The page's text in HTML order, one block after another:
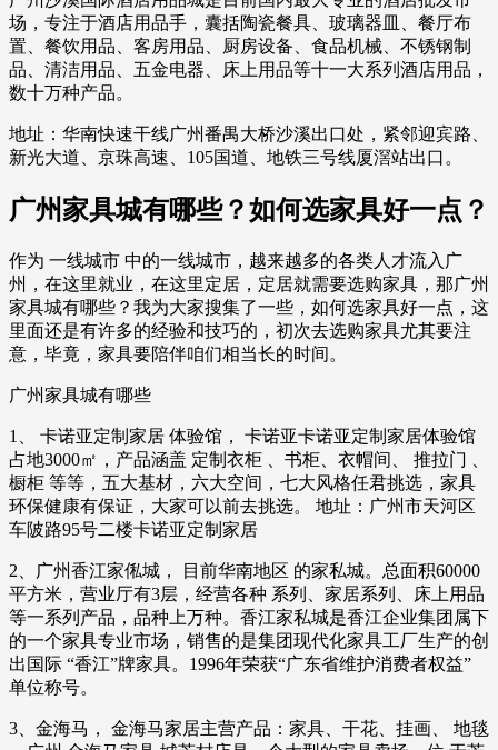
场，专注于酒店用品手，囊括陶瓷餐具、玻璃器皿、餐厅布
置、餐饮用品、客房用品、厨房设备、食品机械、不锈钢制
品、清洁用品、五金电器、床上用品等十一大系列酒店用品，
数十万种产品。
地址：华南快速干线广州番禺大桥沙溪出口处，紧邻迎宾路、
新光大道、京珠高速、105国道、地铁三号线厦滘站出口。
广州家具城有哪些？如何选家具好一点？
作为 一线城市 中的一线城市，越来越多的各类人才流入广
州，在这里就业，在这里定居，定居就需要选购家具，那广州
家具城有哪些？我为大家搜集了一些，如何选家具好一点，这
里面还是有许多的经验和技巧的，初次去选购家具尤其要注
意，毕竟，家具要陪伴咱们相当长的时间。
广州家具城有哪些
1、 卡诺亚定制家居 体验馆， 卡诺亚卡诺亚定制家居体验馆
占地3000㎡，产品涵盖 定制衣柜 、书柜、衣帽间、 推拉门 、
橱柜 等等，五大基材，六大空间，七大风格任君挑选，家具
环保健康有保证，大家可以前去挑选。 地址：广州市天河区
车陂路95号二楼卡诺亚定制家居
2、广州香江家俬城， 目前华南地区 的家私城。总面积60000
平方米，营业厅有3层，经营各种 系列、家居系列、床上用品
等一系列产品，品种上万种。香江家私城是香江企业集团属下
的一个家具专业市场，销售的是集团现代化家具工厂生产的创
出国际 “香江”牌家具。1996年荣获“广东省维护消费者权益”
单位称号。
3、金海马， 金海马家居主营产品：家具、干花、挂画、 地毯